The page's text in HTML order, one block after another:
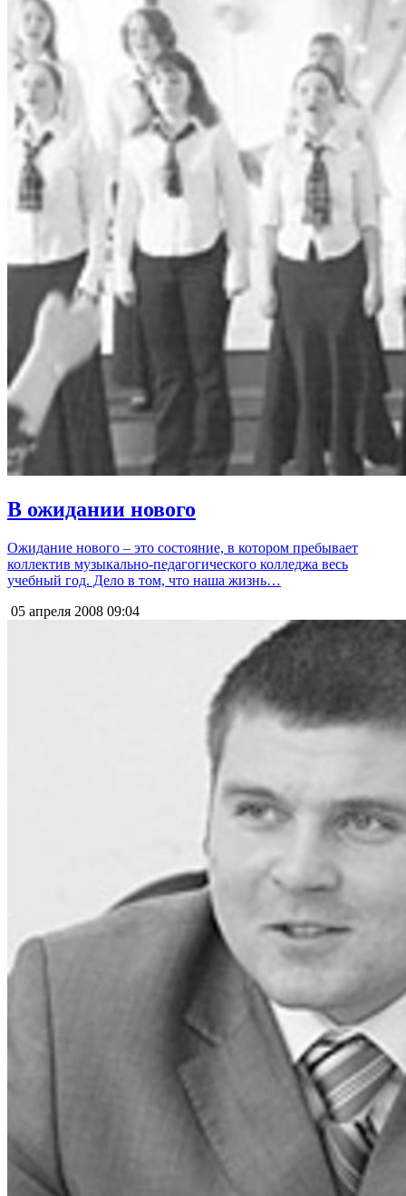
В ожидании нового
Ожидание нового – это состояние, в котором пребывает
коллектив музыкально-педагогического колледжа весь
учебный год. Дело в том, что наша жизнь…
05 апреля 2008 09:04